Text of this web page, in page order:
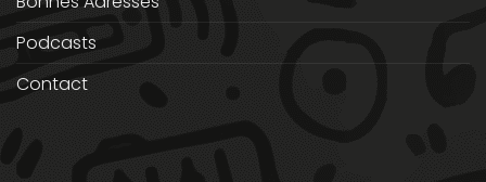
Podcasts
Contact